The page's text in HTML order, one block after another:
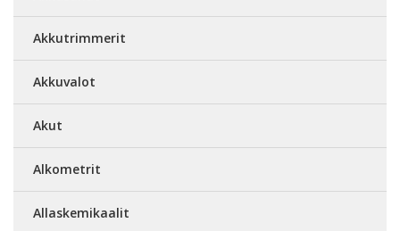
Akkutrimmerit
Akkuvalot
Akut
Alkometrit
Allaskemikaalit